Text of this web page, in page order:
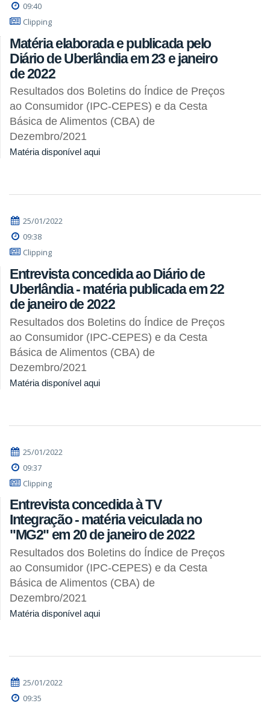
09:40
Clipping
Matéria elaborada e publicada pelo
Diário de Uberlândia em 23 e janeiro
de 2022
Resultados dos Boletins do Índice de Preços
ao Consumidor (IPC-CEPES) e da Cesta
Básica de Alimentos (CBA) de
Dezembro/2021
Matéria disponível aqui
25/01/2022
09:38
Clipping
Entrevista concedida ao Diário de
Uberlândia - matéria publicada em 22
de janeiro de 2022
Resultados dos Boletins do Índice de Preços
ao Consumidor (IPC-CEPES) e da Cesta
Básica de Alimentos (CBA) de
Dezembro/2021
Matéria disponível aqui
25/01/2022
09:37
Clipping
Entrevista concedida à TV
Integração - matéria veiculada no
"MG2" em 20 de janeiro de 2022
Resultados dos Boletins do Índice de Preços
ao Consumidor (IPC-CEPES) e da Cesta
Básica de Alimentos (CBA) de
Dezembro/2021
Matéria disponível aqui
25/01/2022
09:35